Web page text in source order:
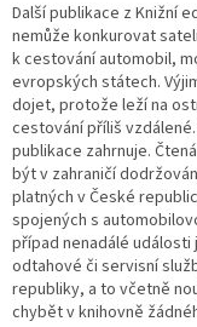
Další publikace z Knižní
nemůže konkurovat
k cestování automobil,
evropských státech.
dojet, protože leží na
cestování příliš
publikace zahrnuje.
být v zahraničí
platných v České
spojených s
případ nenadálé
odtahové či servisní
republiky, a to včetně
chybět v knihovně